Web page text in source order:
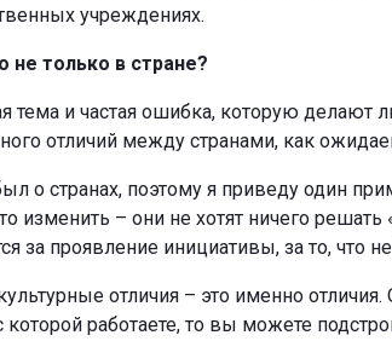
учреждениях.
не только в стране?
тема и частая ошибка, которую делают
отличий между странами, как
о странах, поэтому я приведу один
изменить – они не хотят ничего
за проявление инициативы, за то, что
отличия – это именно
которой работаете, то вы можете